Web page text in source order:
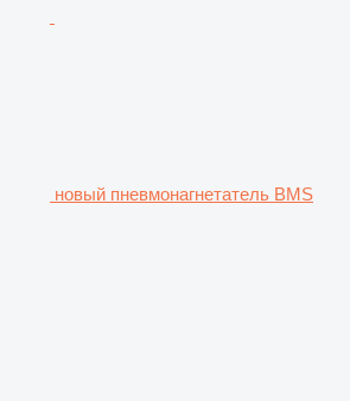
новый пневмонагнетатель BMS